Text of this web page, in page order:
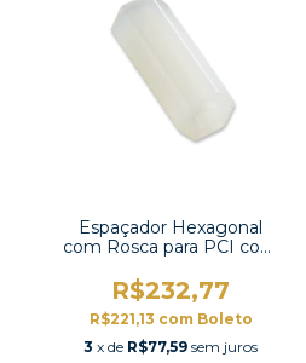
Espaçador Hexagonal
com Rosca para PCI com
R$232,77
R$221,13 com Boleto
3 x de R$77,59 sem juros